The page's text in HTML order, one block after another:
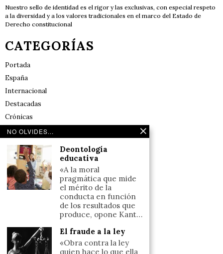
Nuestro sello de identidad es el rigor y las exclusivas, con especial respeto
a la diversidad y a los valores tradicionales en el marco del Estado de
Derecho constitucional
CATEGORÍAS
Portada
España
Internacional
Destacadas
Crónicas
Noticias de deportes en España
Reflexiones
LINKS
Política de cookies (UE)
Términos y condiciones
NO OLVIDES...
Deontología
educativa
«A la moral
pragmática que mide
el mérito de la
conducta en función
de los resultados que
produce, opone Kant…
El fraude a la ley
«Obra contra la ley
quien hace lo que ella